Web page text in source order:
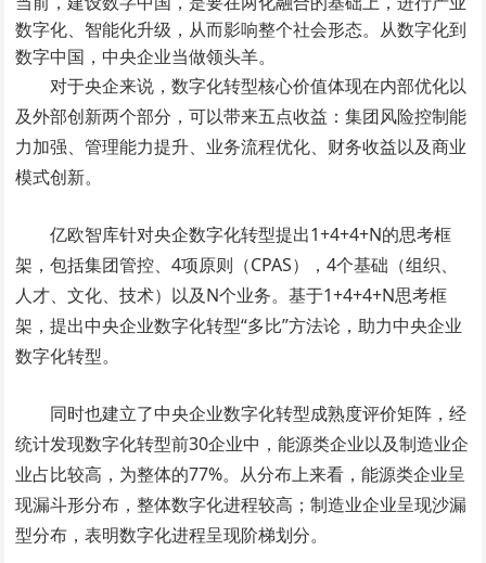
数字化、智能化升级，从而影响整个社会形态。从数字化到
数字中国，中央企业当做领头羊。
对于央企来说，数字化转型核心价值体现在内部优化以
及外部创新两个部分，可以带来五点收益：集团风险控制能
力加强、管理能力提升、业务流程优化、财务收益以及商业
模式创新。
亿欧智库针对央企数字化转型提出1+4+4+N的思考框
架，包括集团管控、4项原则（CPAS），4个基础（组织、
人才、文化、技术）以及N个业务。基于1+4+4+N思考框
架，提出中央企业数字化转型“多比”方法论，助力中央企业
数字化转型。
同时也建立了中央企业数字化转型成熟度评价矩阵，经
统计发现数字化转型前30企业中，能源类企业以及制造业企
业占比较高，为整体的77%。从分布上来看，能源类企业呈
现漏斗形分布，整体数字化进程较高；制造业企业呈现沙漏
型分布，表明数字化进程呈现阶梯划分。